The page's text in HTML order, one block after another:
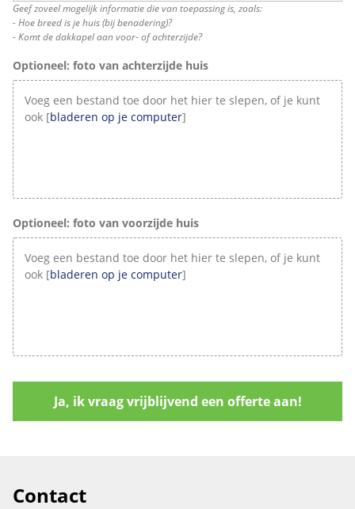
Geef zoveel mogelijk informatie die van toepassing is, zoals:
- Hoe breed is je huis (bij benadering)?
- Komt de dakkapel aan voor- of achterzijde?
Optioneel: foto van achterzijde huis
Voeg een bestand toe door het hier te slepen, of je kunt
ook [bladeren op je computer]
Optioneel: foto van voorzijde huis
Voeg een bestand toe door het hier te slepen, of je kunt
ook [bladeren op je computer]
Contact